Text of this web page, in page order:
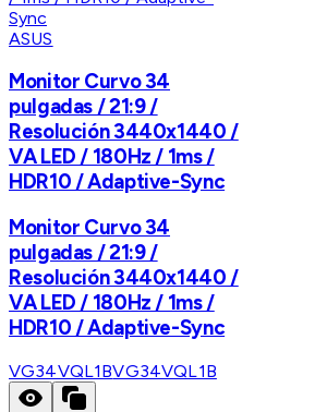
ASUS
Monitor Curvo 34
pulgadas / 21:9 /
Resolución 3440x1440 /
VA LED / 180Hz / 1ms /
HDR10 / Adaptive-Sync
Monitor Curvo 34
pulgadas / 21:9 /
Resolución 3440x1440 /
VA LED / 180Hz / 1ms /
HDR10 / Adaptive-Sync
VG34VQL1BVG34VQL1B